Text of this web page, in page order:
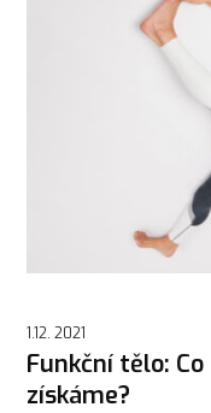
1.12. 2021
Funkční tělo:
získáme?